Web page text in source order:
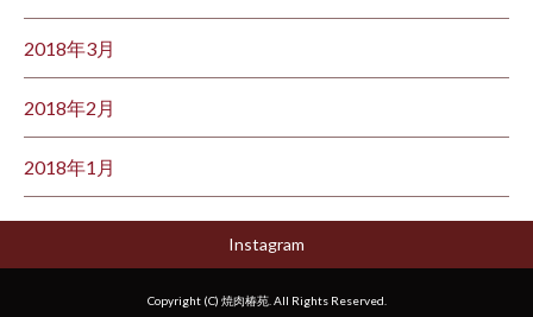
2018年3月
2018年2月
2018年1月
Instagram
Copyright (C) 焼肉椿苑. All Rights Reserved.